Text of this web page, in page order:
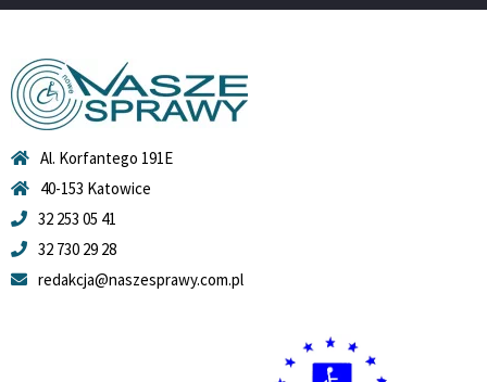
Al. Korfantego 191E
40-153 Katowice
32 253 05 41
32 730 29 28
redakcja@naszesprawy.com.pl